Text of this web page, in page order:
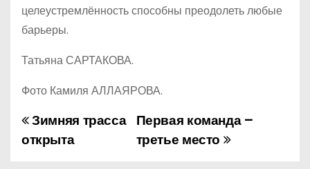
целеустремлённость способны преодолеть любые
барьеры.
Татьяна САРТАКОВА.
Фото Камиля АЛЛАЯРОВА.
Н
Первая команда –
третье место
Зимняя трасса
открыта